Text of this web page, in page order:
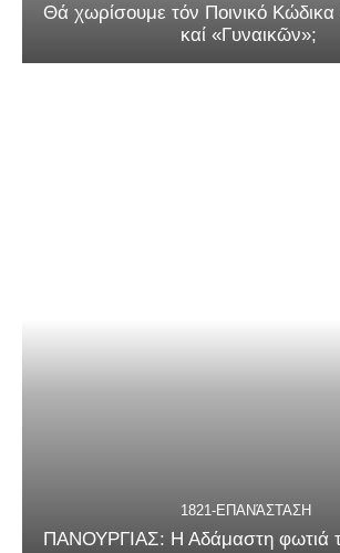
Θά χωρίσουμε τόν Ποινικό
καί «Γυναικῶν»;
1821-ΕΠΑΝΆΣΤΑΣΗ
ΠΑΝΟΥΡΓΙΑΣ: Η Αδάμαστη φωτιά